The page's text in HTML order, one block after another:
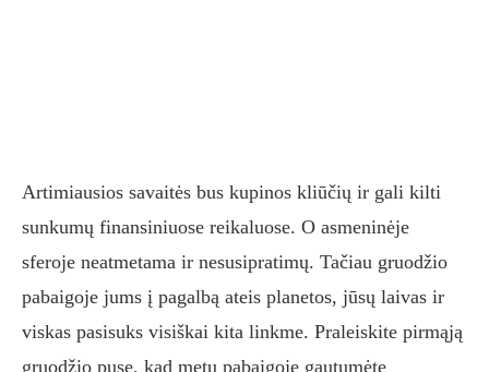
Artimiausios savaitės bus kupinos kliūčių ir gali kilti
sunkumų finansiniuose reikaluose. O asmeninėje
sferoje neatmetama ir nesusipratimų. Tačiau gruodžio
pabaigoje jums į pagalbą ateis planetos, jūsų laivas ir
viskas pasisuks visiškai kita linkme. Praleiskite pirmąją
gruodžio pusę, kad metų pabaigoje gautumėte